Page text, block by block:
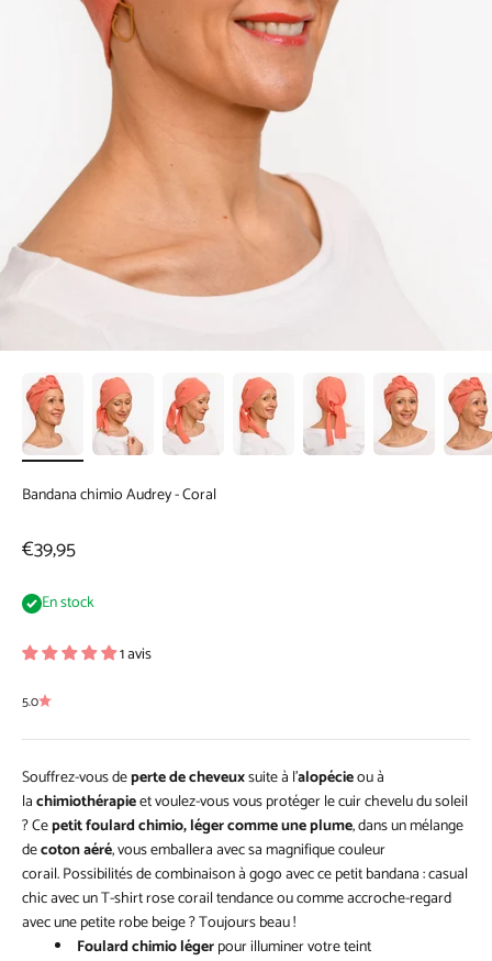
Bandana chimio Audrey - Coral
Prix de vente
€39,95
En stock
1 avis
5.0
Souffrez-vous deperte de cheveuxsuite à l'alopécieou à
lachimiothérapieet voulez-vous vous protéger le cuir chevelu du soleil
? Cepetit foulard chimio, léger comme une plume, dans un mélange
decoton aéré, vous emballera avec sa magnifique couleur
corail. Possibilités de combinaison à gogo avec ce petit bandana : casual
chic avec un T-shirt rose corail tendance ou comme accroche-regard
avec une petite robe beige ? Toujours beau !
Foulard chimio légerpour illuminer votre teint